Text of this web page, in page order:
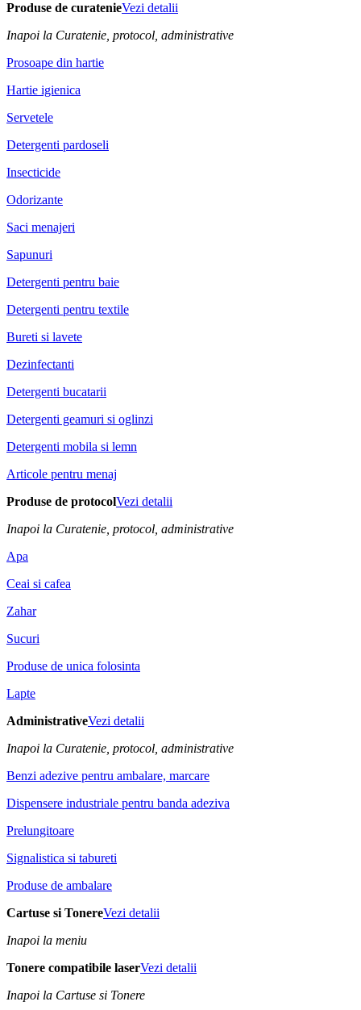
Produse de curatenieVezi detalii
Inapoi la Curatenie, protocol, administrative
Prosoape din hartie
Hartie igienica
Servetele
Detergenti pardoseli
Insecticide
Odorizante
Saci menajeri
Sapunuri
Detergenti pentru baie
Detergenti pentru textile
Bureti si lavete
Dezinfectanti
Detergenti bucatarii
Detergenti geamuri si oglinzi
Detergenti mobila si lemn
Articole pentru menaj
Produse de protocolVezi detalii
Inapoi la Curatenie, protocol, administrative
Apa
Ceai si cafea
Zahar
Sucuri
Produse de unica folosinta
Lapte
AdministrativeVezi detalii
Inapoi la Curatenie, protocol, administrative
Benzi adezive pentru ambalare, marcare
Dispensere industriale pentru banda adeziva
Prelungitoare
Signalistica si tabureti
Produse de ambalare
Cartuse si TonereVezi detalii
Inapoi la meniu
Tonere compatibile laserVezi detalii
Inapoi la Cartuse si Tonere